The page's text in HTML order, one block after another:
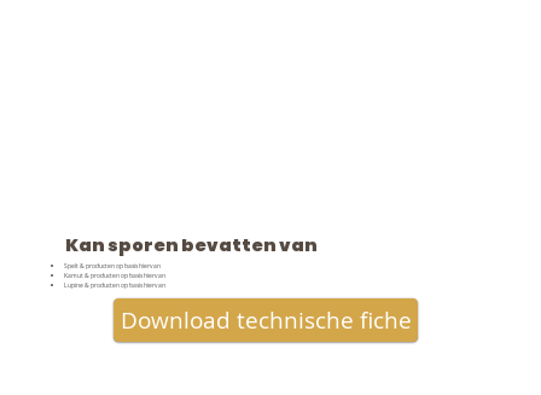
Kan sporen bevatten van
Spelt & producten op basis hiervan
Kamut & producten op basis hiervan
Lupine & producten op basis hiervan
Download technische fiche